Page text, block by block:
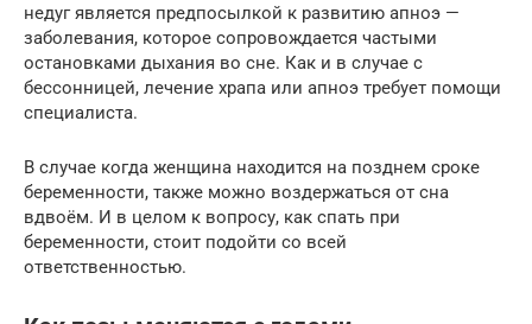
недуг является предпосылкой к развитию апноэ —
заболевания, которое сопровождается частыми
остановками дыхания во сне. Как и в случае с
бессонницей, лечение храпа или апноэ требует помощи
специалиста.
В случае когда женщина находится на позднем сроке
беременности, также можно воздержаться от сна
вдвоём. И в целом к вопросу, как спать при
беременности, стоит подойти со всей
ответственностью.